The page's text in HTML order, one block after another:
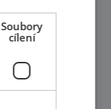
Soubory
cílení